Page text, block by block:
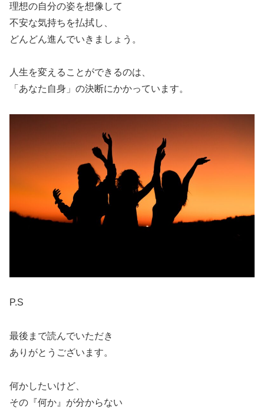
理想の自分の姿を想像して
不安な気持ちを払拭し、
どんどん進んでいきましょう。
人生を変えることができるのは、
「あなた自身」の決断にかかっています。
P.S
最後まで読んでいただき
ありがとうございます。
何かしたいけど、
その『何か』が分からない